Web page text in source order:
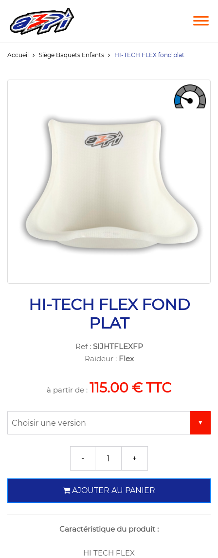
Accueil Siège Baquets Enfants HI-TECH FLEX fond plat
HI-TECH FLEX FOND
PLAT
Ref : SIJHTFLEXFP
Raideur : Flex
à partir de : 115.00 € TTC
AJOUTER AU PANIER
Caractéristique du produit :
HI TECH FLEX